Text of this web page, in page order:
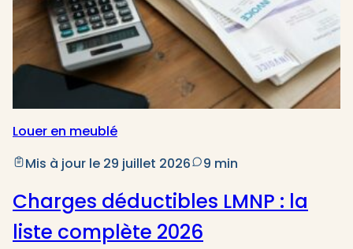
Louer en meublé
Mis à jour le 29 juillet 2026
9 min
Charges déductibles LMNP : la
liste complète 2026